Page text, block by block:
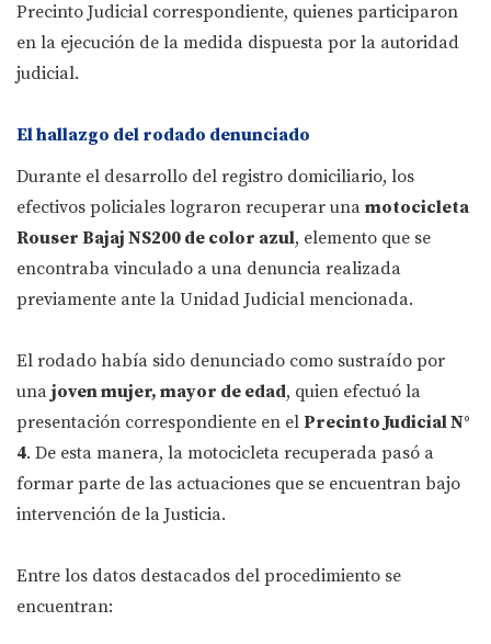
Precinto Judicial correspondiente, quienes participaron
en la ejecución de la medida dispuesta por la autoridad
judicial.
El hallazgo del rodado denunciado
Durante el desarrollo del registro domiciliario, los
efectivos policiales lograron recuperar una motocicleta
Rouser Bajaj NS200 de color azul, elemento que se
encontraba vinculado a una denuncia realizada
previamente ante la Unidad Judicial mencionada.
El rodado había sido denunciado como sustraído por
una joven mujer, mayor de edad, quien efectuó la
presentación correspondiente en el Precinto Judicial N°
4. De esta manera, la motocicleta recuperada pasó a
formar parte de las actuaciones que se encuentran bajo
intervención de la Justicia.
Entre los datos destacados del procedimiento se
encuentran: